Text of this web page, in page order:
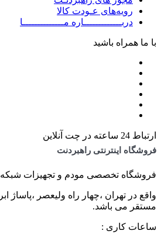
رویه‌های عـودت کالا
دربـــــــــــــاره مــــــــــــــا
با ما همراه باشید
ارتباط 24 ساعته در چت آنلاین
فروشگاه اینترنتی راهبردنت
فروشگاه تخصصی مودم و تجهیزات شبکه
مستقر می باشد.
ساعات کاری :